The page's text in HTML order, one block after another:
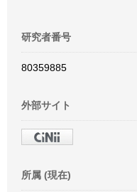
研究者番号
80359885
外部サイト
所属 (現在)